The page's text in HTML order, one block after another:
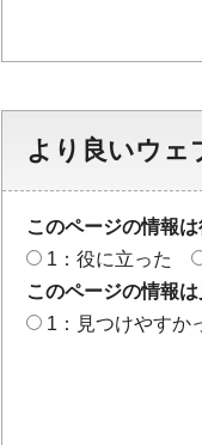
より良いウェ
このページの情報
1：役に立った
このページの情報
1：見つけやすか